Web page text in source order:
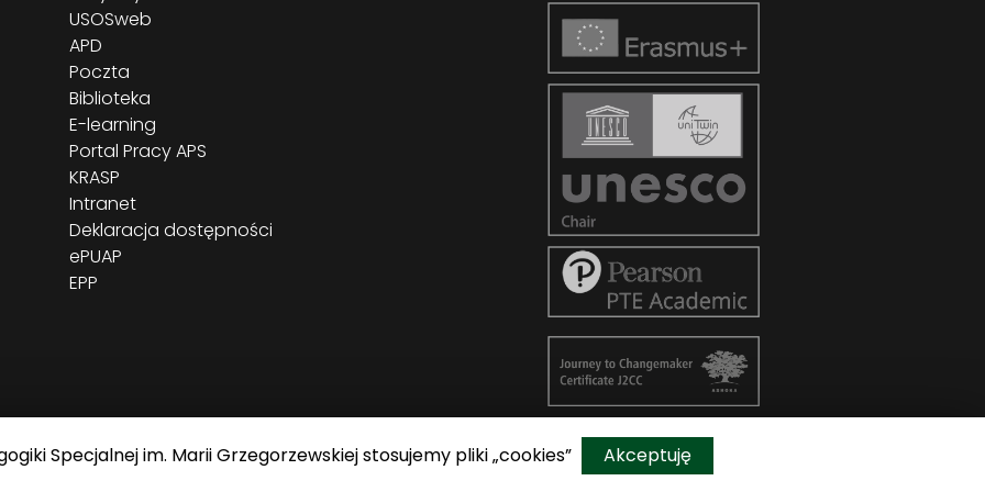
USOSweb
APD
Poczta
Biblioteka
E-learning
Portal Pracy APS
KRASP
Intranet
Deklaracja dostępności
ePUAP
EPP
im. Marii Grzegorzewskiej
Specjalnej im. Marii Grzegorzewskiej stosujemy pliki „cookies” Akceptuję